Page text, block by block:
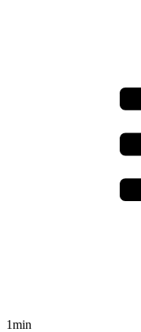
1min